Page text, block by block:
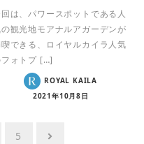
は、パワースポットである人
観光地モアナルアガーデンが
できる、ロイヤルカイラ人気
ォトプ […]
ROYAL KAILA
2021年10月8日
5